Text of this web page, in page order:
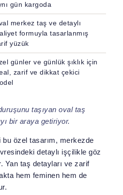
gün kargoda
merkez taş ve detaylı
formuyla tasarlanmış
yüzük
günler ve günlük şıklık için
zarif ve dikkat çekici
taşıyan oval taş
bir araya getiriyor.
bu özel tasarım, merkezde
detaylı işçilikle göz
Yan taş detayları ve zarif
hem feminen hem de